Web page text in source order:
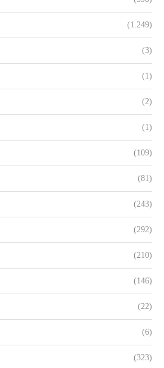
(1.249)
(3)
(1)
(2)
(1)
(109)
(81)
(243)
(292)
(210)
(146)
(22)
(6)
(323)